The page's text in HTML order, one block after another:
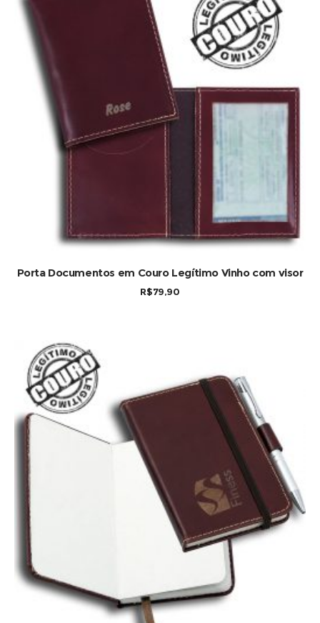
COMPRAR
Porta Documentos em Couro Legítimo Vinho com visor
R$79,90